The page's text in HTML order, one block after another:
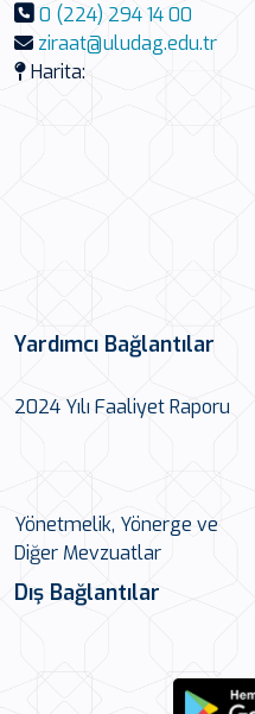
0 (224) 294 14 00
ziraat@uludag.edu.tr
Harita:
Yardımcı Bağlantılar
2024 Yılı Faaliyet Raporu
Yönetmelik, Yönerge ve
Diğer Mevzuatlar
Dış Bağlantılar